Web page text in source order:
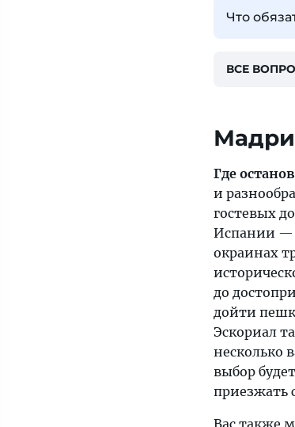
Что
ВСЕ
Где
и
гостевых
Испании —
окраинах
до
дойти
Эскориал
несколько
выбор
приезжать